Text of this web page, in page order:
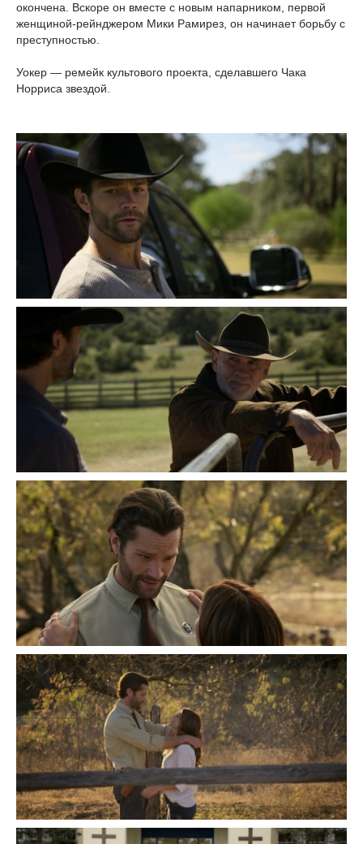
окончена. Вскоре он вместе с новым напарником, первой
женщиной-рейнджером Мики Рамирез, он начинает борьбу с
преступностью.
Уокер — ремейк культового проекта, сделавшего Чака
Норриса звездой.